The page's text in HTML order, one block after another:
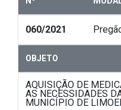
060/2021
OBJETO
AQUISIÇÃO DE
AS NECESSIDADES
MUNICÍPIO DE